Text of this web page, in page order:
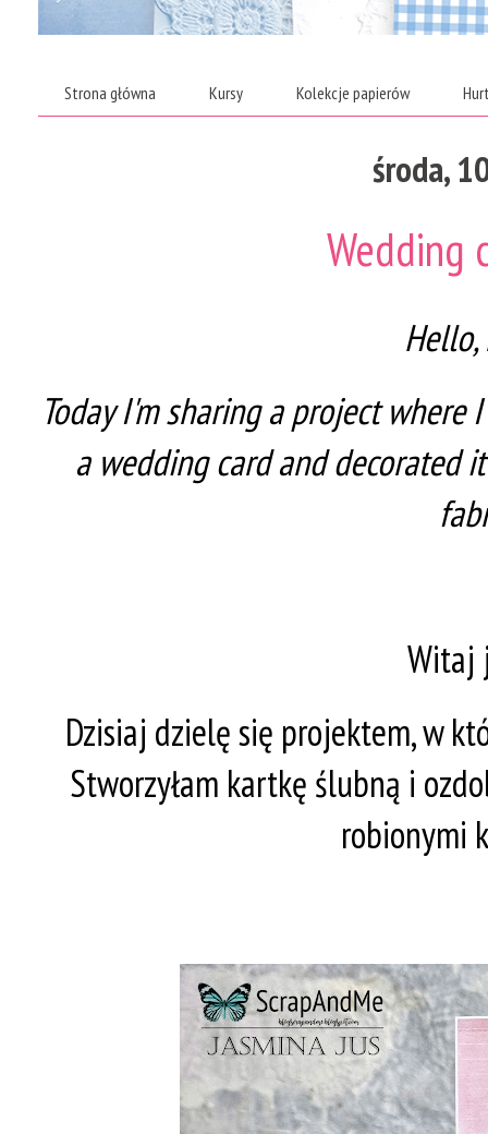
Strona główna Kursy Kolekcje papierów
środa,
Wedding
Hello,
Today I'm sharing a project where
a wedding card and decorated
Witaj
Dzisiaj dzielę się projektem, w
Stworzyłam kartkę ślubną i
robionymi